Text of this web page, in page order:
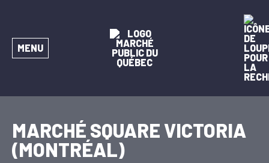
MENU
MARCHÉ SQUARE VICTORIA
(MONTRÉAL)